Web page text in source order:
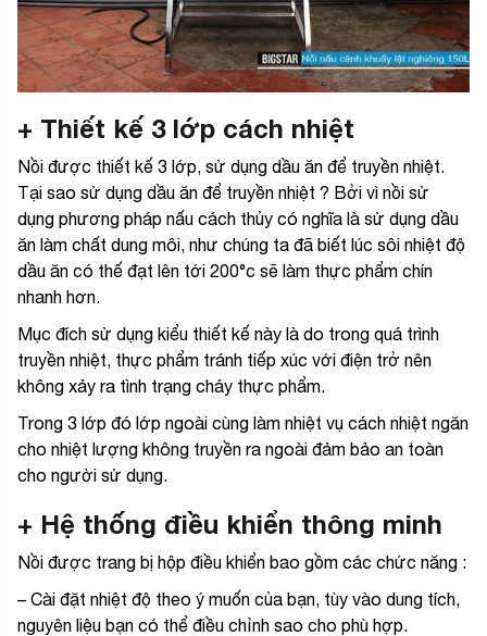
+ Thiết kế 3 lớp cách nhiệt
Nồi được thiết kế 3 lớp, sử dụng dầu ăn để truyền nhiệt.
Tại sao sử dụng dầu ăn để truyền nhiệt ? Bởi vì nồi sử
dụng phương pháp nấu cách thủy có nghĩa là sử dụng dầu
ăn làm chất dung môi, như chúng ta đã biết lúc sôi nhiệt độ
dầu ăn có thế đạt lên tới 200°c sẽ làm thực phẩm chín
nhanh hơn.
Mục đích sử dụng kiểu thiết kế này là do trong quá trình
truyền nhiệt, thực phẩm tránh tiếp xúc với điện trở nên
không xảy ra tình trạng cháy thực phẩm.
Trong 3 lớp đó lớp ngoài cùng làm nhiệt vụ cách nhiệt ngăn
cho nhiệt lượng không truyền ra ngoài đảm bảo an toàn
cho người sử dụng.
+ Hệ thống điều khiển thông minh
Nồi được trang bị hộp điều khiển bao gồm các chức năng :
– Cài đặt nhiệt độ theo ý muốn của bạn, tùy vào dung tích,
nguyên liệu bạn có thể điều chỉnh sao cho phù hợp.